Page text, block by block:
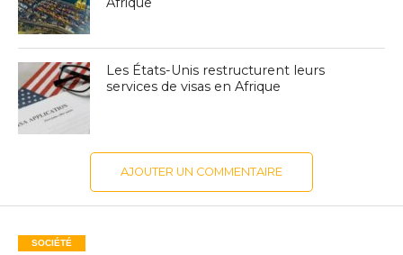
Les États-Unis restructurent leurs
services de visas en Afrique
AJOUTER UN COMMENTAIRE
SOCIÉTÉ